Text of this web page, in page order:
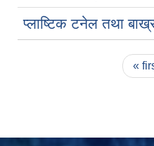
प्लाष्टिक टनेल तथा
«